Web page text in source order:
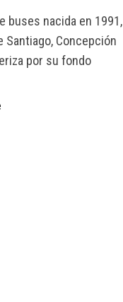
buses nacida en 1991,
Concepción
por su fondo